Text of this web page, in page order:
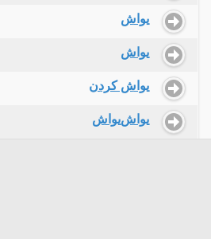
یواش
یواش
یواش کردن
یواش‌یواش